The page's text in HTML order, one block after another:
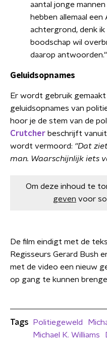
aantal jonge
hebben allemaal
achtergrond, denk ik
boodschap wil
daarop antwoorden.''
Geluidsopnames
Er wordt gebruik
geluidsopnames van
hoor je de stem van de
Crutcher beschrijft
wordt vermoord: ''Dat
man. Waarschijnlijk iets
Om deze inhoud te
geven voor
De film eindigt met de
Regisseurs Gerard Bush
met de video een nieuw
op gang te kunnen
Tags Politiegeweld
Michael K. Williams